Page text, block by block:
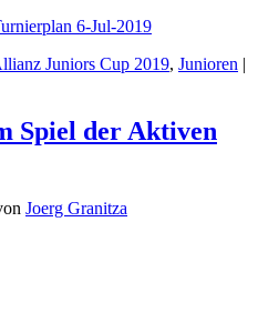
6-Jul-2019
Juniors Cup 2019, Junioren |
Spiel der Aktiven
Joerg Granitza